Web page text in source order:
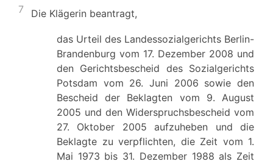
7 Die Klägerin beantragt,
das Urteil des Landessozialgerichts Berlin-
Brandenburg vom 17. Dezember 2008 und
den Gerichtsbescheid des Sozialgerichts
Potsdam vom 26. Juni 2006 sowie den
Bescheid der Beklagten vom 9. August
2005 und den Widerspruchsbescheid vom
27. Oktober 2005 aufzuheben und die
Beklagte zu verpflichten, die Zeit vom 1.
Mai 1973 bis 31. Dezember 1988 als Zeit